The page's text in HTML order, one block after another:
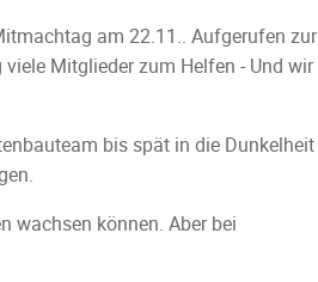
am 22.11.. Aufgerufen zur
Mitglieder zum Helfen - Und wir
bis spät in die Dunkelheit
wachsen können. Aber bei